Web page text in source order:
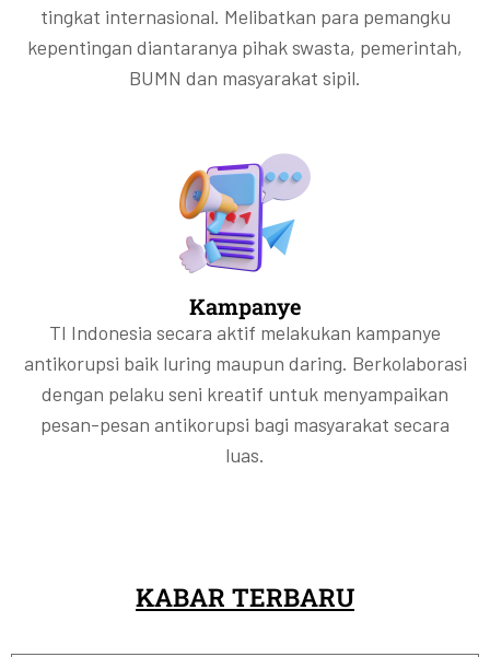
tingkat internasional. Melibatkan para pemangku
kepentingan diantaranya pihak swasta, pemerintah,
BUMN dan masyarakat sipil.
Kampanye
TI Indonesia secara aktif melakukan kampanye
antikorupsi baik luring maupun daring. Berkolaborasi
dengan pelaku seni kreatif untuk menyampaikan
pesan-pesan antikorupsi bagi masyarakat secara
luas.
KABAR TERBARU